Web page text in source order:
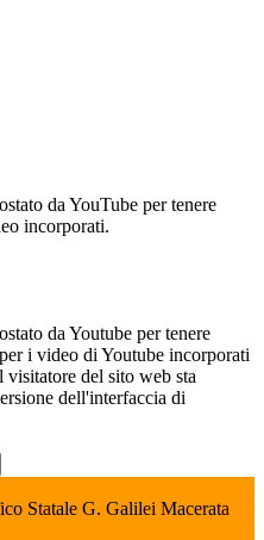
da YouTube per tenere
incorporati.
da Youtube per tenere
i video di Youtube incorporati
visitatore del sito web sta
dell'interfaccia di
Statale G. Galilei Macerata